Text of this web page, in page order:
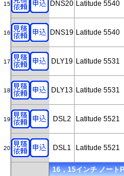
15 DNS20 Latitude 5540
16 DNS19 Latitude 5540
17 DLY19 Latitude 5531
18 DLY13 Latitude 5531
19 DSL2 Latitude 5521
20 DSL1 Latitude 5521
16，15インチ ノー